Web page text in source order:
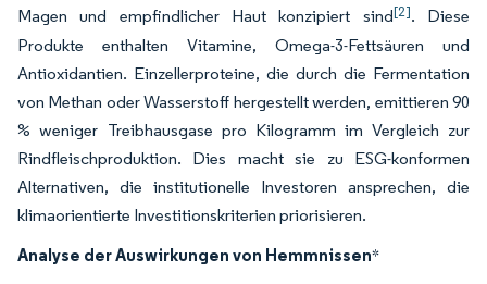
Magen und empfindlicher Haut konzipiert sind[2]. Diese
Produkte enthalten Vitamine, Omega-3-Fettsäuren und
Antioxidantien. Einzellerproteine, die durch die Fermentation
von Methan oder Wasserstoff hergestellt werden, emittieren 90
% weniger Treibhausgase pro Kilogramm im Vergleich zur
Rindfleischproduktion. Dies macht sie zu ESG-konformen
Alternativen, die institutionelle Investoren ansprechen, die
klimaorientierte Investitionskriterien priorisieren.
Analyse der Auswirkungen von Hemmnissen*